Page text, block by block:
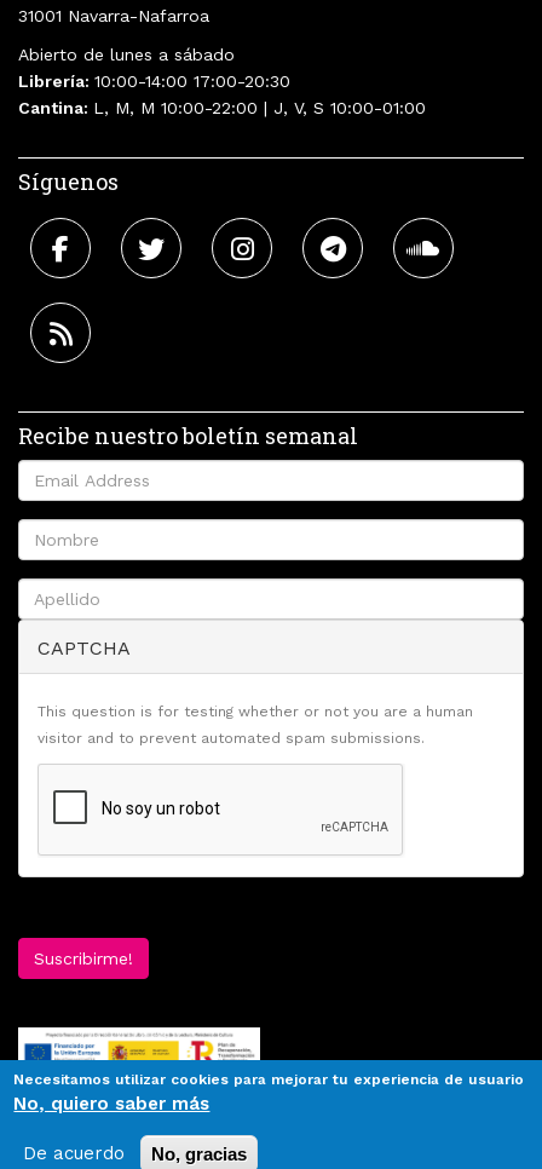
31001 Navarra-Nafarroa
Abierto de lunes a sábado
Librería: 10:00-14:00 17:00-20:30
Cantina: L, M, M 10:00-22:00 | J, V, S 10:00-01:00
Síguenos
Recibe nuestro boletín semanal
CAPTCHA
This question is for testing whether or not you are a human
visitor and to prevent automated spam submissions.
Suscribirme!
Necesitamos utilizar cookies para mejorar tu experiencia de usuario
No, quiero saber más
De acuerdo No, gracias